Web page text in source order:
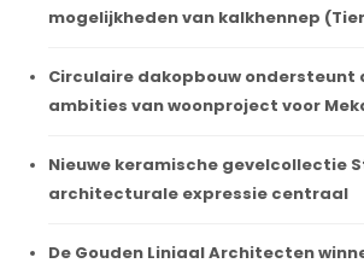
mogelijkheden van kalkhennep
Circulaire dakopbouw ondersteunt
ambities van woonproject voor
Nieuwe keramische gevelcollectie
architecturale expressie centraal
De Gouden Liniaal Architecten